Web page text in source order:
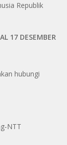
Republik
17 DESEMBER
hubungi
NTT